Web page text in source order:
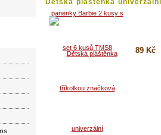
Dětská pláštěnka univerzální
89 Kč